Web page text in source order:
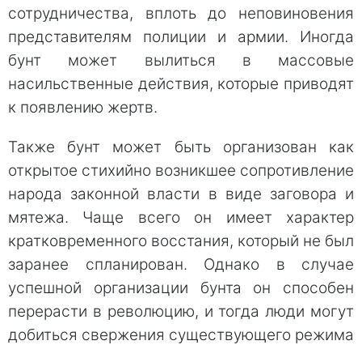
сотрудничества, вплоть до неповиновения
представителям полиции и армии. Иногда
бунт может вылиться в массовые
насильственные действия, которые приводят
к появлению жертв.
Также бунт может быть организован как
открытое стихийно возникшее сопротивление
народа законной власти в виде заговора и
мятежа. Чаще всего он имеет характер
кратковременного восстания, который не был
заранее спланирован. Однако в случае
успешной организации бунта он способен
перерасти в революцию, и тогда люди могут
добиться свержения существующего режима